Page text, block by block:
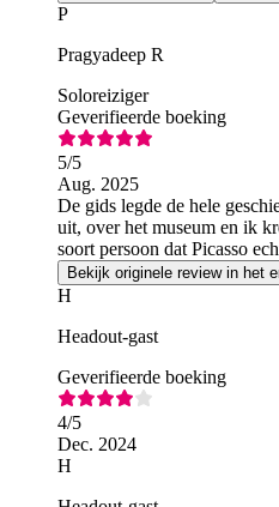
P
Pragyadeep R
Soloreiziger
Geverifieerde boeking
5/5
Aug. 2025
De gids legde de hele
uit, over het museum en ik
soort persoon dat Picasso
Bekijk originele review in het
H
Headout-gast
Geverifieerde boeking
4/5
Dec. 2024
H